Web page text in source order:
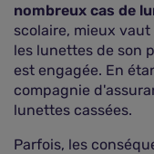
nombreux cas de
scolaire, mieux
les lunettes de son
est engagée. En
compagnie
lunettes cassées.
Parfois, les